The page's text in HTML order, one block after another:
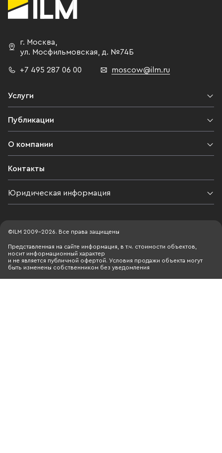
г. Москва,
ул. Мосфильмовская, д. №74Б
+7 495 287 06 00 moscow@ilm.ru
Услуги
Публикации
О компании
Контакты
Юридическая информация
©ILM 2009-2026. Все права защищены
Представленная на сайте информация, в т.ч. стоимости объектов,
носит информационный характер
и не является публичной офертой. Условия продажи объекта могут
быть изменены собственником без уведомления